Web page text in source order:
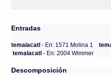
Entradas
temalacatl- En: 1571 Molina 1
temalacatl- En: 2004 Wimmer
Descomposición